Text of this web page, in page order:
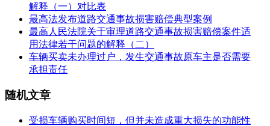
解释（一）对比表
最高法发布道路交通事故损害赔偿典型案例
最高人民法院关于审理道路交通事故损害赔偿案件适
用法律若干问题的解释（二）
车辆买卖未办理过户，发生交通事故原车主是否需要
承担责任
随机文章
受损车辆购买时间短，但并未造成重大损失的功能性